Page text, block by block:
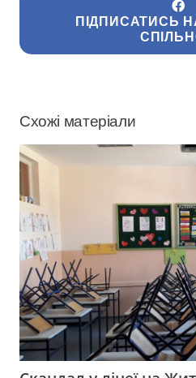
ПІДПИСАТИСЬ
Схожі матеріали